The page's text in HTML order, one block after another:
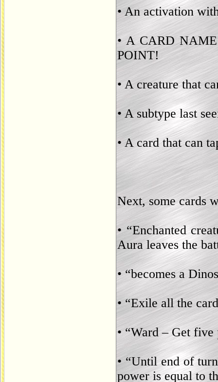
• An activation
• A CARD
POINT!
• A creature that
• A subtype last
• A card that can
Next, some cards
• “Enchanted
Aura leaves the
• “becomes a
• “Exile all the
• “Ward – Get five
• “Until end of
power is equal to